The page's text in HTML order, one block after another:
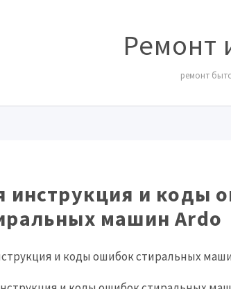
Ремонт
ремонт
инструкция и коды
машин Ardo
и коды ошибок стиральных